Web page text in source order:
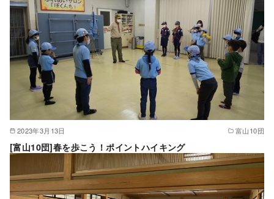
2023年3月13日 富山10団
[富山10団]春を歩こう！ポイントハイキング